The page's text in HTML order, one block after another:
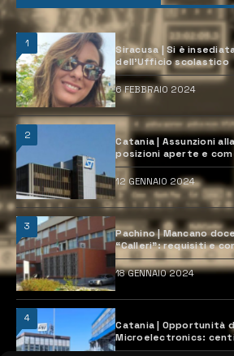
1
Siracusa | Si è
dell’Ufficio scolastico
6 FEBBRAIO 2024
2
Catania | Assunzioni
posizioni aperte e
12 GENNAIO 2024
3
Pachino | Mancano
“Calleri”: requisiti e
18 GENNAIO 2024
4
Catania | Opportunità
Microelectronics:
previste